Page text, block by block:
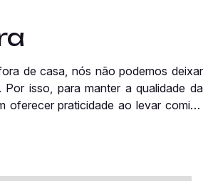
de casa, nós não podemos deixar
Por isso, para manter a qualidade da
oferecer praticidade ao levar comida
e seguro! O acessório não é
a vida adulta, mas também para as
pequenos levam lanche de casa,
ser práticas, seguras e fáceis
rotina de escola, a criança pode não